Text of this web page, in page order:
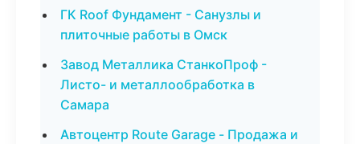
ГК Roof Фундамент - Санузлы и
плиточные работы в Омск
Завод Металлика СтанкоПроф -
Листо- и металлообработка в
Самара
Автоцентр Route Garage - Продажа и